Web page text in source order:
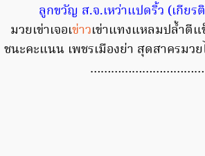
ลูกขวัญ ส.จ.เหว่าแปดริ้ว (เกียร
มวยเข่าเจอเข่าวเข่าแทงแหลมปล้ำตี
ชนะคะแนน เพชรเมืองย่า สุดสาครมว